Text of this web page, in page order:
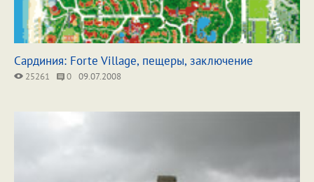
Сардиния: Forte Village, пещеры, заключение
25261 0 09.07.2008